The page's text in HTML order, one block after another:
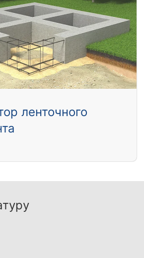
ленточного